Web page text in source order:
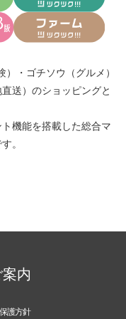
、年齢を上がるに
しさを感じてしま
むなく退社。
に行けるよう、そ
務のパートを始め
わら、友人に簡単
のと同じ頃、ロー
好きな私は、常に
)。
） ・ ゴチソウ（グルメ）
送） のショッピングと
ト機能を搭載した総合マ
。
内
護方針